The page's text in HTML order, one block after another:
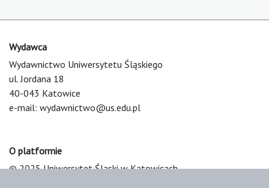
Wydawca
Wydawnictwo Uniwersytetu Śląskiego
ul. Jordana 18
40-043 Katowice
e-mail: wydawnictwo@us.edu.pl
O platformie
© 2025 Uniwersytet Śląski w Katowicach